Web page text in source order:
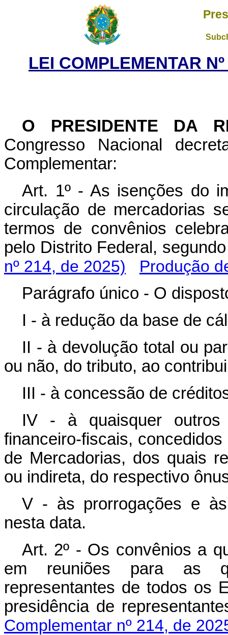
LEI COMPLEMENTAR
O PRESIDENTE DA
Congresso Nacional
Complementar:
Art. 1º - As isenções do
circulação de mercadorias
termos de convênios
pelo Distrito Federal,
nº 214, de 2025)
Produção
Parágrafo único - O
I - à redução da base de
II - à devolução total ou
ou não, do tributo, ao
III - à concessão de
IV - à quaisquer
financeiro-fiscais,
de Mercadorias, dos quais
ou indireta, do respectivo
V - às prorrogações e
nesta data.
Art. 2º - Os convênios a
em reuniões para as
representantes de todos os
presidência de
Complementar nº 214, de